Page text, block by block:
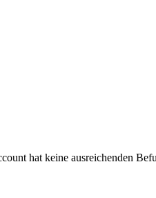
hat keine ausreichenden